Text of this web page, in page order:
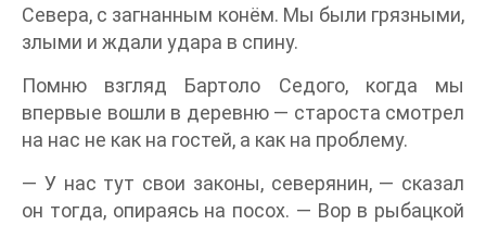
Севера, с загнанным конём. Мы были грязными,
злыми и ждали удара в спину.
Помню взгляд Бартоло Седого, когда мы
впервые вошли в деревню — староста смотрел
на нас не как на гостей, а как на проблему.
— У нас тут свои законы, северянин, — сказал
он тогда, опираясь на посох. — Вор в рыбацкой